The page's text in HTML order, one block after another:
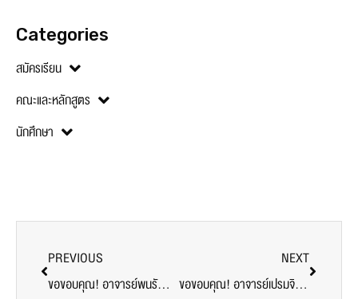
Categories
สมัครเรียน
คณะและหลักสูตร
นักศึกษา
PREVIOUS
ขอขอบคุณ! อาจารย์พนรัญชน์ ยังสุข และอาจารย์อรชลัช โหมดศิริ SPU มอบอาหารว่าง สนับสนุนบุคลากรทางการแพทย์และอาสาสมัครศูนย์ฉีดวัคซีน ม.ศรีปทุม
NEXT
ขอขอบคุณ! อาจารย์เปรมจิต เสาวคนธ์ รองอธิการบดี SPU มอบอาหารกลางวัน สนับสนุนบุคลากรทางการแพทย์และอาสาสมัคร ศูนย์ฉีดวัคซีน มหาวิทยาลัยศรีปทุม